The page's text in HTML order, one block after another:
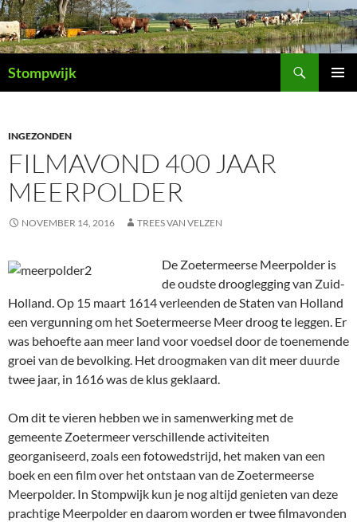
Ga
naar
de
inhoud
Stompwijk
INGEZONDEN
FILMAVOND 400 JAAR
MEERPOLDER
NOVEMBER 14, 2016 TREES VAN VELZEN
De Zoetermeerse Meerpolder is
de oudste drooglegging van Zuid-
Holland. Op 15 maart 1614 verleenden de Staten van Holland
een vergunning om het Soetermeerse Meer droog te leggen. Er
was behoefte aan meer land voor voedsel door de toenemende
groei van de bevolking. Het droogmaken van dit meer duurde
twee jaar, in 1616 was de klus geklaard.
Om dit te vieren hebben we in samenwerking met de
gemeente Zoetermeer verschillende activiteiten
georganiseerd, zoals een fotowedstrijd, het maken van een
boek en een film over het ontstaan van de Zoetermeerse
Meerpolder. In Stompwijk kun je nog altijd genieten van deze
prachtige Meerpolder en daarom worden er twee filmavonden